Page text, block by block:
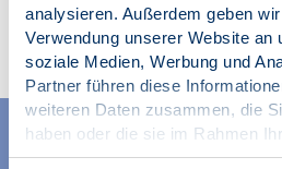
analysieren. Außerdem geben
Verwendung unserer Website an
soziale Medien, Werbung und
Partner führen diese
weiteren Daten zusammen, die
haben oder die sie im Rahmen
gesammelt haben.
Zur Übersicht